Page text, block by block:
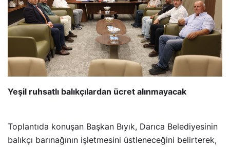
Yeşil ruhsatlı balıkçılardan ücret alınmayacak
Toplantıda konuşan Başkan Bıyık, Darıca Belediyesinin
balıkçı barınağının işletmesini üstleneceğini belirterek,